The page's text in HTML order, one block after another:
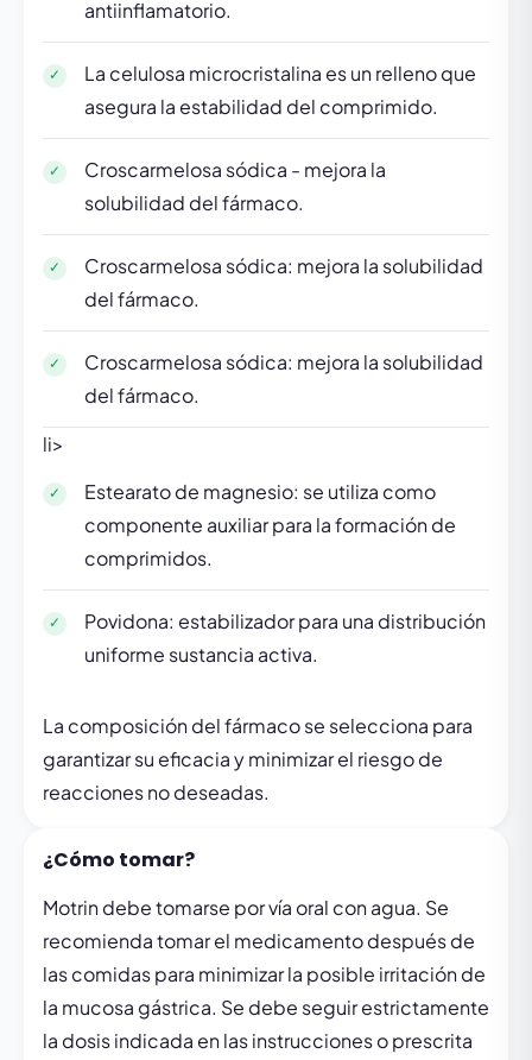
antiinflamatorio.
La celulosa microcristalina es un relleno que
asegura la estabilidad del comprimido.
Croscarmelosa sódica - mejora la
solubilidad del fármaco.
Croscarmelosa sódica: mejora la solubilidad
del fármaco.
Croscarmelosa sódica: mejora la solubilidad
del fármaco.
li>
Estearato de magnesio: se utiliza como
componente auxiliar para la formación de
comprimidos.
Povidona: estabilizador para una distribución
uniforme sustancia activa.
La composición del fármaco se selecciona para
garantizar su eficacia y minimizar el riesgo de
reacciones no deseadas.
¿Cómo tomar?
Motrin debe tomarse por vía oral con agua. Se
recomienda tomar el medicamento después de
las comidas para minimizar la posible irritación de
la mucosa gástrica. Se debe seguir estrictamente
la dosis indicada en las instrucciones o prescrita